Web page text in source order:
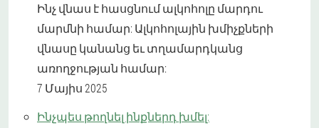
Ինչ վնաս է հասցնում ալկոհոլը մարդու
մարմնի համար: Ալկոհոլային խմիչքների
վնասը կանանց եւ տղամարդկանց
առողջության համար:
7 Մայիս 2025
Ինչպես թողնել ինքներդ խմել: